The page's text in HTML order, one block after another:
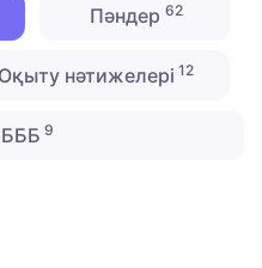
Пәндер62
Оқыту нәтижелері 12
9